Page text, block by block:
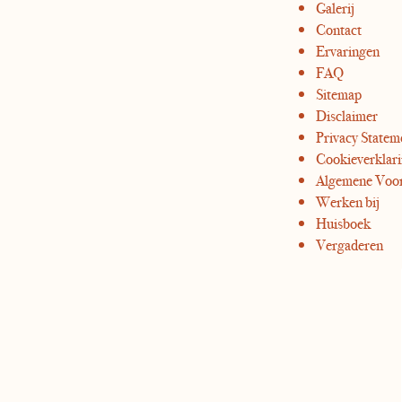
Galerij
Contact
Ervaringen
FAQ
Sitemap
Disclaimer
Privacy
Algemene
Werken bij
Huisboek
Vergaderen